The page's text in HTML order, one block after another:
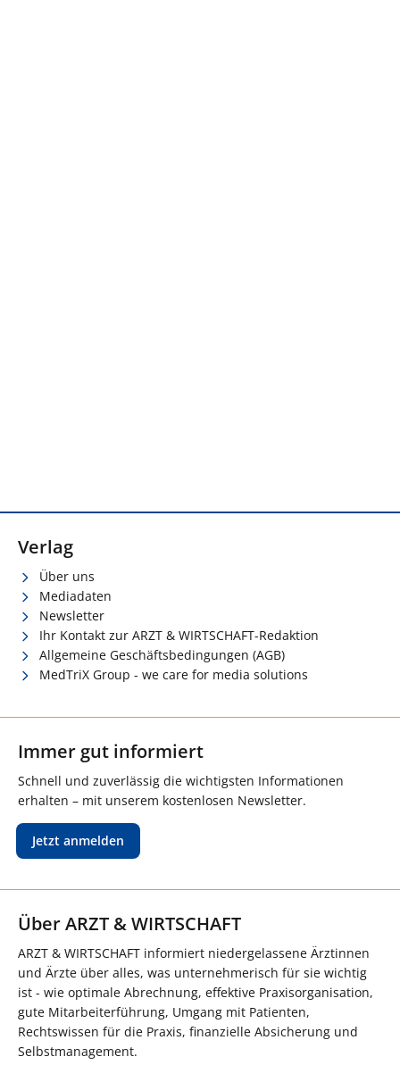
Verlag
Über uns
Mediadaten
Newsletter
Ihr Kontakt zur ARZT & WIRTSCHAFT-Redaktion
Allgemeine Geschäftsbedingungen (AGB)
MedTriX Group - we care for media solutions
Immer gut informiert
Schnell und zuverlässig die wichtigsten Informationen
erhalten – mit unserem kostenlosen Newsletter.
Jetzt anmelden
Über ARZT & WIRTSCHAFT
ARZT & WIRTSCHAFT informiert niedergelassene Ärztinnen
und Ärzte über alles, was unternehmerisch für sie wichtig
ist - wie optimale Abrechnung, effektive Praxisorganisation,
gute Mitarbeiterführung, Umgang mit Patienten,
Rechtswissen für die Praxis, finanzielle Absicherung und
Selbstmanagement.